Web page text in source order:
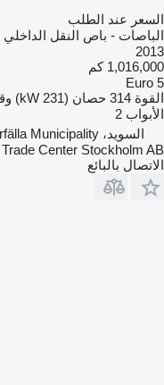
السعر عند الطلب
الباصات - باص النقل الداخلي
2013
1,016,000 كم
Euro 5
القوة 314 حصان (231 kW)
الأبواب 2
السويد، Järfälla Municipality
Center Stockholm AB
الاتصال بالبائع